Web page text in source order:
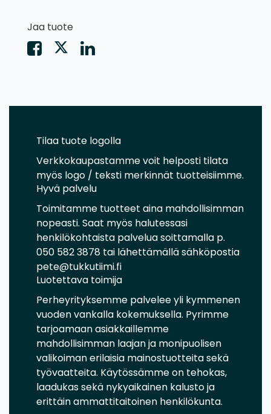
Jaa tuote
Tilaa tuote logolla
Verkkokaupastamme voit helposti tilata
myös logo / teksti merkinnät tuotteisiimme.
Hyvä palvelu
Toimitamme tuotteet aina mahdollisimman
nopeasti. Saat myös halutessasi
henkilökohtaista palvelua soittamalla p.
050 582 3878 tai lähettämällä sähköpostia
pete@tukkutiimi.fi
Luotettava toimija
Perheyrityksemme palvelee yli kymmenen
vuoden vankalla kokemuksella. Pyrimme
tarjoamaan asiakkaillemme
mahdollisimman laajan ja monipuolisen
valikoiman erilaisia mainostuotteita sekä
työvaatteita. Käytössämme on tehokas,
laadukas sekä nykyaikainen kalusto ja
erittäin ammattitaitoinen henkilökunta.